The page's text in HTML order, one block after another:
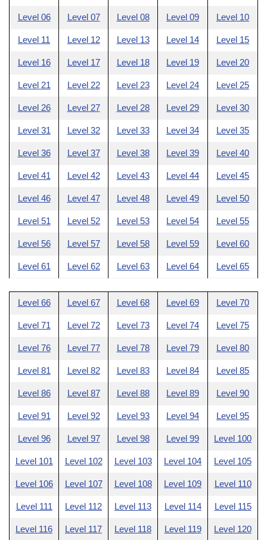
Level 06 Level 07 Level 08 Level 09 Level 10
Level 11 Level 12 Level 13 Level 14 Level 15
Level 16 Level 17 Level 18 Level 19 Level 20
Level 21 Level 22 Level 23 Level 24 Level 25
Level 26 Level 27 Level 28 Level 29 Level 30
Level 31 Level 32 Level 33 Level 34 Level 35
Level 36 Level 37 Level 38 Level 39 Level 40
Level 41 Level 42 Level 43 Level 44 Level 45
Level 46 Level 47 Level 48 Level 49 Level 50
Level 51 Level 52 Level 53 Level 54 Level 55
Level 56 Level 57 Level 58 Level 59 Level 60
Level 61 Level 62 Level 63 Level 64 Level 65
Level 66 Level 67 Level 68 Level 69 Level 70
Level 71 Level 72 Level 73 Level 74 Level 75
Level 76 Level 77 Level 78 Level 79 Level 80
Level 81 Level 82 Level 83 Level 84 Level 85
Level 86 Level 87 Level 88 Level 89 Level 90
Level 91 Level 92 Level 93 Level 94 Level 95
Level 96 Level 97 Level 98 Level 99 Level 100
Level 101 Level 102 Level 103 Level 104 Level 105
Level 106 Level 107 Level 108 Level 109 Level 110
Level 111 Level 112 Level 113 Level 114 Level 115
Level 116 Level 117 Level 118 Level 119 Level 120